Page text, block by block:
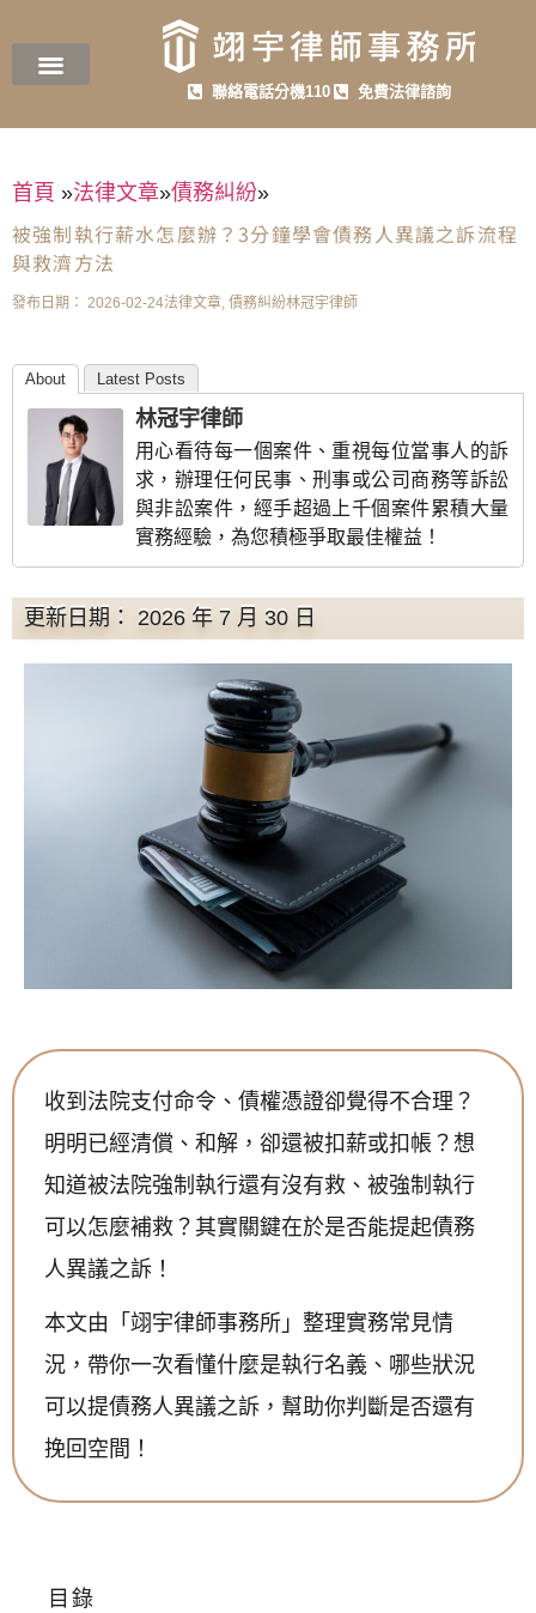
聯絡電話分機110 免費法律諮詢
首頁 »法律文章»債務糾紛»
被強制執行薪水怎麼辦？3分鐘學會債務人異議之訴流程
與救濟方法
發布日期： 2026-02-24法律文章, 債務糾紛林冠宇律師
About Latest Posts
林冠宇律師
用心看待每一個案件、重視每位當事人的訴
求，辦理任何民事、刑事或公司商務等訴訟
與非訟案件，經手超過上千個案件累積大量
實務經驗，為您積極爭取最佳權益！
更新日期： 2026 年 7 月 30 日
收到法院支付命令、債權憑證卻覺得不合理？
明明已經清償、和解，卻還被扣薪或扣帳？想
知道被法院強制執行還有沒有救、被強制執行
可以怎麼補救？其實關鍵在於是否能提起債務
人異議之訴！
本文由「翊宇律師事務所」整理實務常見情
況，帶你一次看懂什麼是執行名義、哪些狀況
可以提債務人異議之訴，幫助你判斷是否還有
挽回空間！
目錄